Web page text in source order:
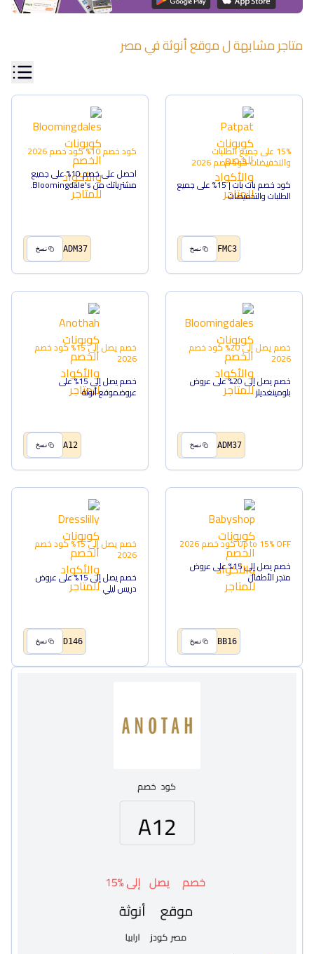
متاجر مشابهة لموقع أنوثةفيمصر
15% على جميع الطلبات
والتخفيضاتكود خصم2026
كود خصم بات بات | 15% على جميع
الطلبات والتخفيضات
FMC3 نسخ
كود خصم 10% كود خصم2026
احصل على خصم 10% على جميع
مشترياتك من Bloomingdale's.
ADM37 نسخ
خصم يصل إلى 20% كود خصم
2026
خصم يصل إلى 20% على عروض
بلومينغديلز
ADM37 نسخ
خصم يصل إلى 15% كود خصم
2026
خصم يصل إلى 15% على
عروضموقع أنوثة
A12 نسخ
Up to 15% OFFكود خصم2026
خصم يصل إلى 15% على عروض
متجر الأطفال
BB16 نسخ
خصم يصل إلى 15% كود خصم
2026
خصم يصل إلى 15% على عروض
دريس ليلي
D146 نسخ